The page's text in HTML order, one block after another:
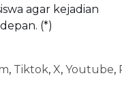
agar kejadian
(*)
, Tiktok, X, Youtube,